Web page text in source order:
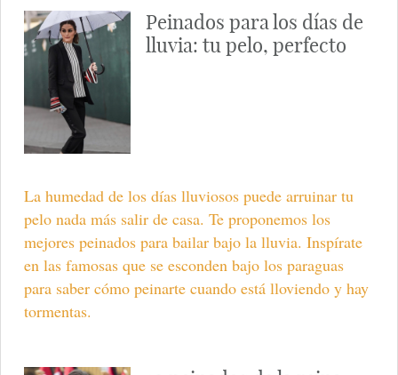
Peinados para los días de
lluvia: tu pelo, perfecto
La humedad de los días lluviosos puede arruinar tu
pelo nada más salir de casa. Te proponemos los
mejores peinados para bailar bajo la lluvia. Inspírate
en las famosas que se esconden bajo los paraguas
para saber cómo peinarte cuando está lloviendo y hay
tormentas.